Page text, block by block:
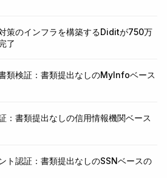
策のインフラを構築するDiditが750万
了
類検証：書類提出なしのMyInfoベース
：書類提出なしの信用情報機関ベース
ト認証：書類提出なしのSSNベースの